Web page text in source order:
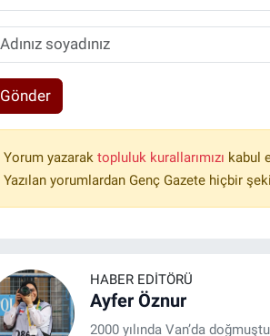
Gönder
Yorum yazarak topluluk kurallarımızı kabul
Yazılan yorumlardan Genç Gazete hiçbir
HABER EDITÖRÜ
Ayfer Öznur
2000 yılında Van’da